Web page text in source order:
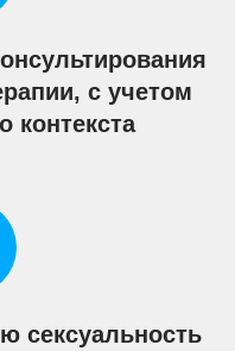
с учетом
контекста
сексуальность